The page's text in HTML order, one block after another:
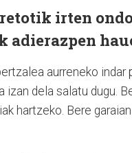
irten
adierazpen
aurreneko
izan dela salatu dugu.
hartzeko. Bere